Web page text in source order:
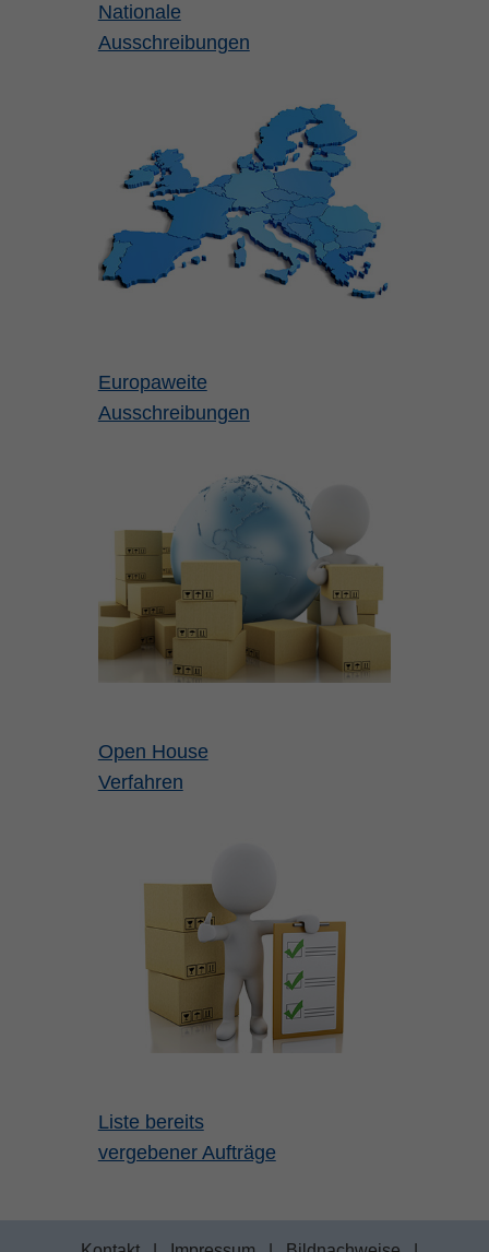
Nationale
Ausschreibungen
Europaweite
Ausschreibungen
Open House
Verfahren
Liste bereits
vergebener Aufträge